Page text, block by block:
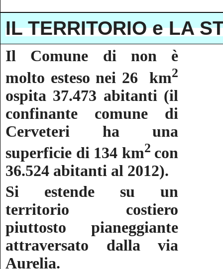
IL TERRITORIO e LA
Il Comune di non è
molto esteso nei 26 km2
ospita 37.473 abitanti (il
confinante comune di
Cerveteri ha una
superficie di 134 km2 con
36.524 abitanti al 2012).
Si estende su un
territorio costiero
piuttosto pianeggiante
attraversato dalla via
Aurelia.